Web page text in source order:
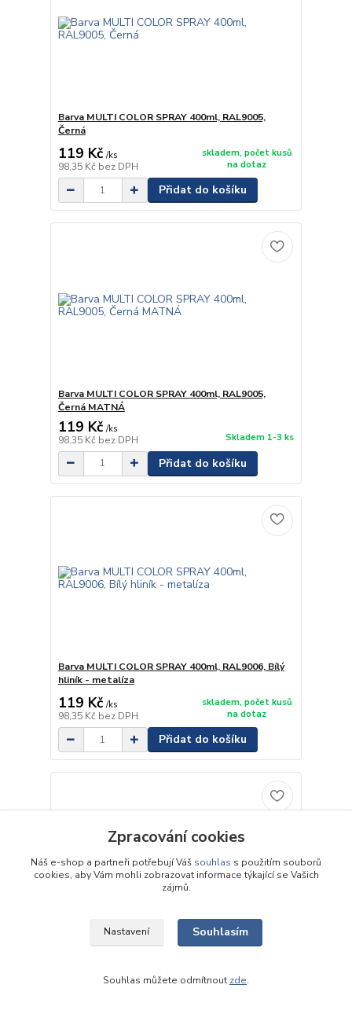
Barva MULTI COLOR SPRAY 400ml, RAL9005,
Černá
119 Kč /ks
98,35 Kč bez DPH
skladem, počet kusů
na dotaz
Přidat do košíku
Barva MULTI COLOR SPRAY 400ml, RAL9005,
Černá MATNÁ
119 Kč /ks
98,35 Kč bez DPH Skladem 1-3 ks
Přidat do košíku
Barva MULTI COLOR SPRAY 400ml, RAL9006, Bílý
hliník - metalíza
119 Kč /ks
98,35 Kč bez DPH
skladem, počet kusů
na dotaz
Přidat do košíku
Barva MULTI COLOR SPRAY 400ml, RAL9010, Bílá
bez DPH
na dotaz
Zpracování cookies
Náš e-shop a partneři potřebují Váš souhlas s použitím souborů
cookies, aby Vám mohli zobrazovat informace týkající se Vašich
zájmů.
Nastavení Souhlasím
Souhlas můžete odmítnout zde.